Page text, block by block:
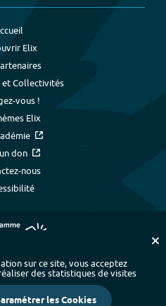
Elix
et Collectivités
vous !
Elix
don
nous
alphabétique
-
- Paramétrer les cookies
sur ce site, vous acceptez
des statistiques de visites
les Cookies